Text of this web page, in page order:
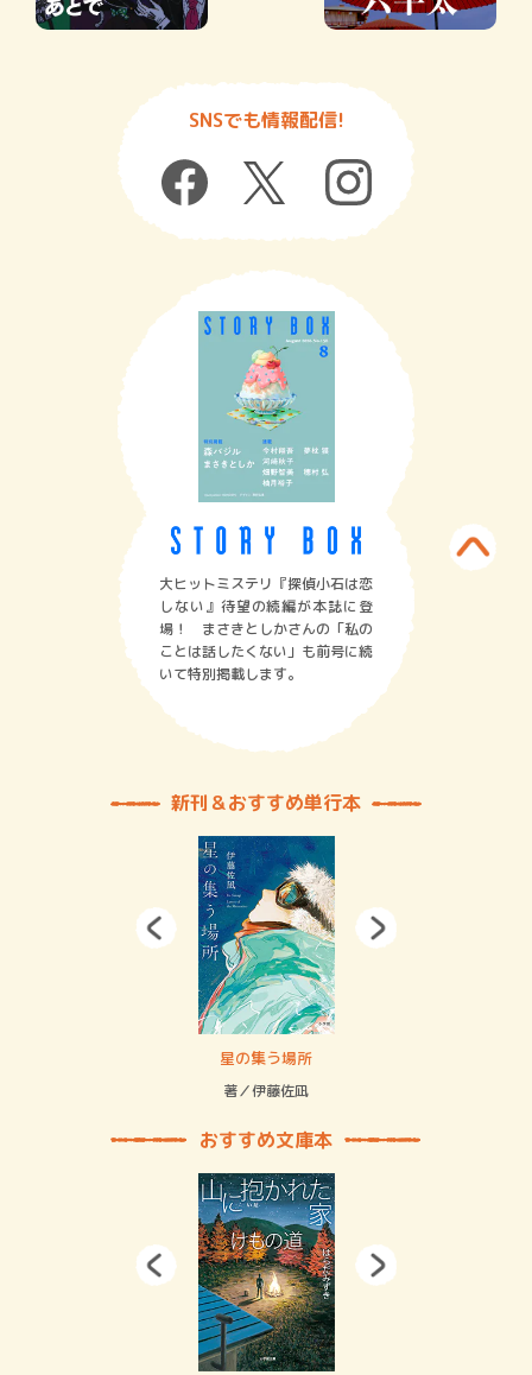
SNSでも情報配信!
大ヒットミステリ『探偵小石は恋
しない』待望の続編が本誌に登
場！ まさきとしかさんの「私の
ことは話したくない」も前号に続
いて特別掲載します。
新刊＆おすすめ単行本
星の集う場所
著／伊藤佐凪
おすすめ文庫本